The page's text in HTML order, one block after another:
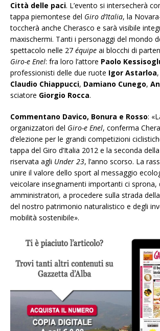
Città delle paci. L’evento si intersecherà
tappa piemontese del Giro d’Italia, la
toccherà anche Cherasco e sarà visibile
maxischermi. Tanti i personaggi del mondo
spettacolo nelle 27 équipe ai blocchi di
Giro-e Enel: fra loro l’attore Paolo
professionisti delle due ruote Igor Astarloa,
Claudio Chiappucci, Damiano Cunego,
sciatore Giorgio Rocca.
Commentano Davico, Bonura e Rosso:
organizzatori del Giro-e Enel, conferma
d’elezione per le grandi competizioni
tappa del Giro d’Italia 2012 e la seconda
riservata agli Under 23, l’anno scorso. La
unire il valore dello sport al messaggio
veicolare insegnamenti importanti ci sprona,
amministratori, a procedere sulla strada
del nostro patrimonio naturalistico e degli
mobilità sostenibile».